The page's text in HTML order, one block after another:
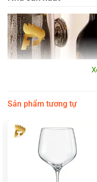
Sản phẩm tương tự